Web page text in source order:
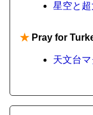
星空と
★ Pray for
天文台